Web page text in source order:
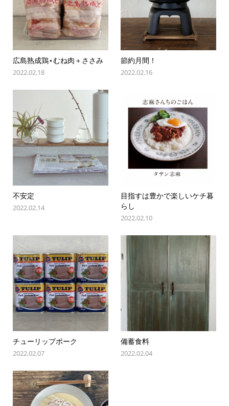
広島熟成鶏⋆むね肉＋ささみ
2022.02.18
節約月間！
2022.02.16
不安定
2022.02.14
目指すは豊かで楽しいケチ暮
らし
2022.02.10
チューリップポーク
2022.02.07
備蓄食料
2022.02.04